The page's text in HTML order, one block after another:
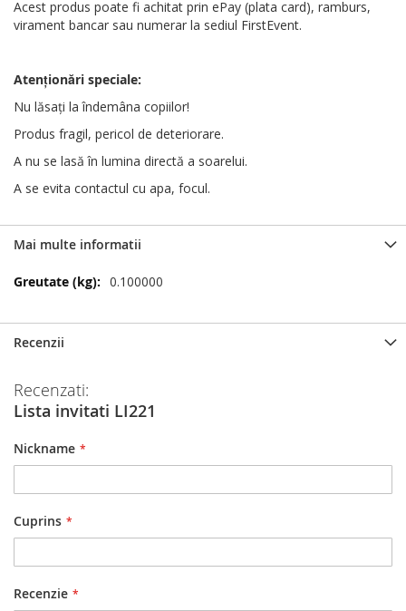
Acest produs poate fi achitat prin ePay (plata card), ramburs,
virament bancar sau numerar la sediul FirstEvent.
Atenționări speciale:
Nu lăsați la îndemâna copiilor!
Produs fragil, pericol de deteriorare.
A nu se lasă în lumina directă a soarelui.
A se evita contactul cu apa, focul.
Mai multe informatii
Mai
0.100000
Recenzii
Recenzati:
Lista invitati LI221
Nickname
Cuprins
Recenzie